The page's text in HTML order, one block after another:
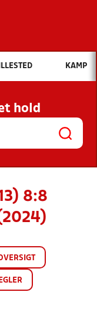
vil du søge efter?
OG NYHEDER
OG
KAMP
hold
8:8